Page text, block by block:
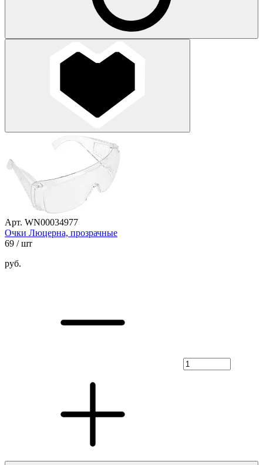
Арт. WN00034977
Очки Люцерна, прозрачные
69 / шт
руб.